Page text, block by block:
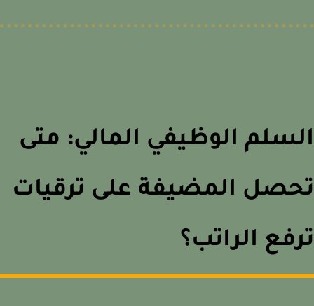
الوظيفي المالي: متى
المضيفة على ترقيات
الراتب؟